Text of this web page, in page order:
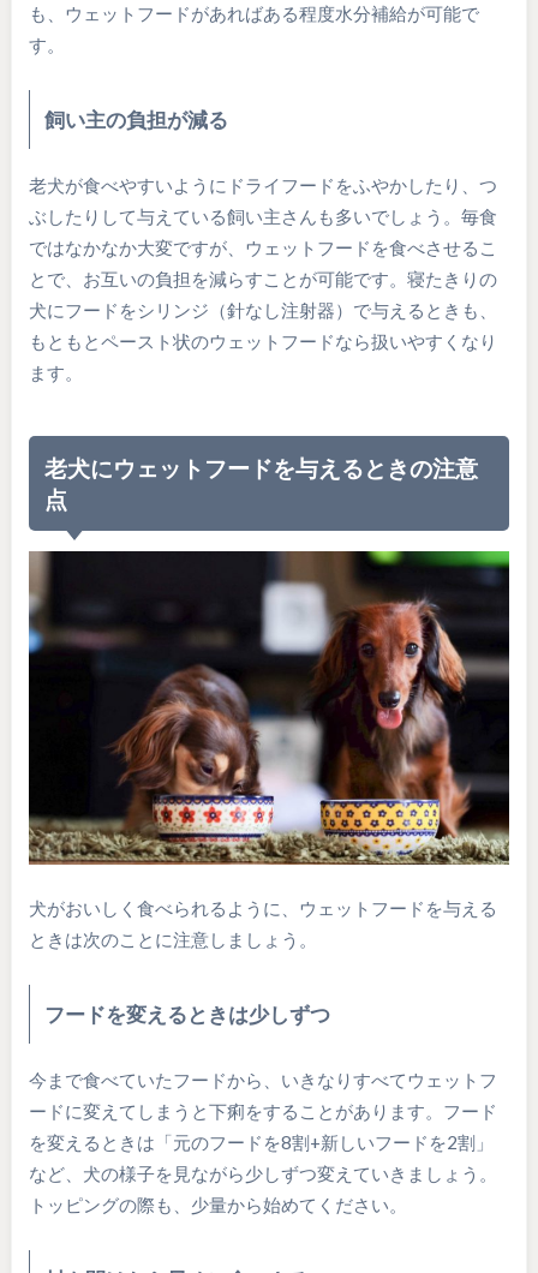
も、ウェットフードがあればある程度水分補給が可能で
す。
飼い主の負担が減る
老犬が食べやすいようにドライフードをふやかしたり、つ
ぶしたりして与えている飼い主さんも多いでしょう。毎食
ではなかなか大変ですが、ウェットフードを食べさせるこ
とで、お互いの負担を減らすことが可能です。寝たきりの
犬にフードをシリンジ（針なし注射器）で与えるときも、
もともとペースト状のウェットフードなら扱いやすくなり
ます。
老犬にウェットフードを与えるときの注意
点
犬がおいしく食べられるように、ウェットフードを与える
ときは次のことに注意しましょう。
フードを変えるときは少しずつ
今まで食べていたフードから、いきなりすべてウェットフ
ードに変えてしまうと下痢をすることがあります。フード
を変えるときは「元のフードを8割+新しいフードを2割」
など、犬の様子を見ながら少しずつ変えていきましょう。
トッピングの際も、少量から始めてください。